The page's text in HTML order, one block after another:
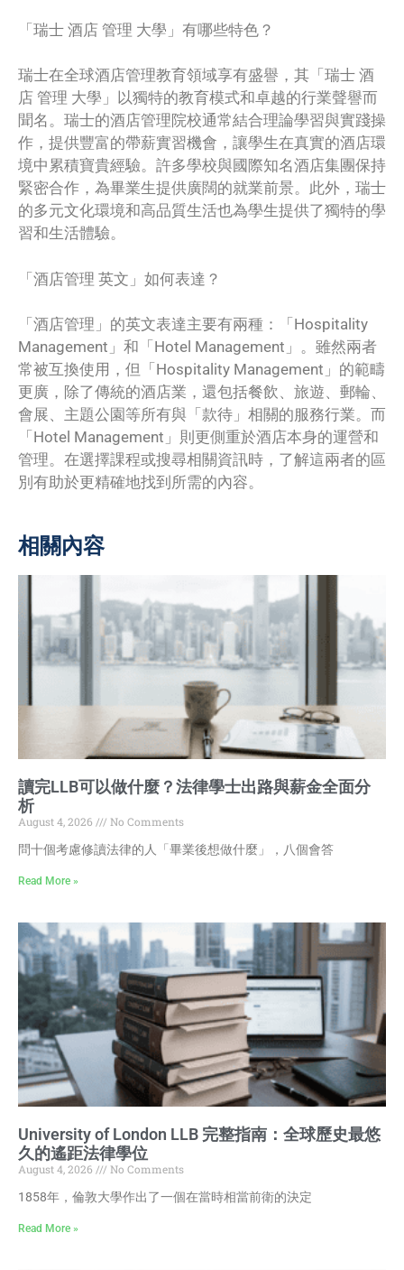
「瑞士 酒店 管理 大學」有哪些特色？
瑞士在全球酒店管理教育領域享有盛譽，其「瑞士 酒
店 管理 大學」以獨特的教育模式和卓越的行業聲譽而
聞名。瑞士的酒店管理院校通常結合理論學習與實踐操
作，提供豐富的帶薪實習機會，讓學生在真實的酒店環
境中累積寶貴經驗。許多學校與國際知名酒店集團保持
緊密合作，為畢業生提供廣闊的就業前景。此外，瑞士
的多元文化環境和高品質生活也為學生提供了獨特的學
習和生活體驗。
「酒店管理 英文」如何表達？
「酒店管理」的英文表達主要有兩種：「Hospitality
Management」和「Hotel Management」。雖然兩者
常被互換使用，但「Hospitality Management」的範疇
更廣，除了傳統的酒店業，還包括餐飲、旅遊、郵輪、
會展、主題公園等所有與「款待」相關的服務行業。而
「Hotel Management」則更側重於酒店本身的運營和
管理。在選擇課程或搜尋相關資訊時，了解這兩者的區
別有助於更精確地找到所需的內容。
相關內容
讀完LLB可以做什麼？法律學士出路與薪金全面分
析
August 4, 2026
No Comments
問十個考慮修讀法律的人「畢業後想做什麼」，八個會答
Read More »
University of London LLB 完整指南：全球歷史最悠
久的遙距法律學位
August 4, 2026
No Comments
1858年，倫敦大學作出了一個在當時相當前衛的決定
Read More »